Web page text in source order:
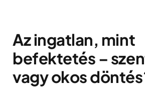
content
Az ingatlan, mint
befektetés –
vagy okos